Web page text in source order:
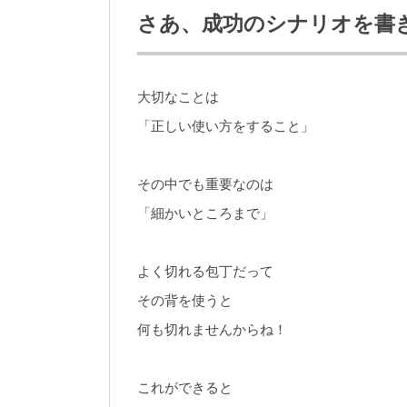
さあ、成功のシナリオを書
大切なことは
「正しい使い方をすること」
その中でも重要なのは
「細かいところまで」
よく切れる包丁だって
その背を使うと
何も切れませんからね！
これができると